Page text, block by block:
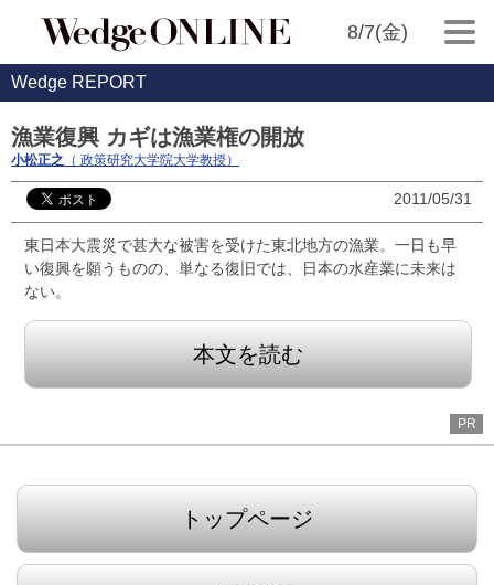
8/7(金)
Wedge REPORT
漁業復興 カギは漁業権の開放
小松正之 （ 政策研究大学院大学教授）
2011/05/31
東日本大震災で甚大な被害を受けた東北地方の漁業。一日も早
い復興を願うものの、単なる復旧では、日本の水産業に未来は
ない。
本文を読む
PR
トップページ